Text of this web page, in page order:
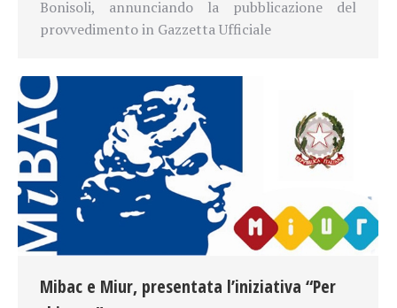
Bonisoli, annunciando la pubblicazione del
provvedimento in Gazzetta Ufficiale
Mibac e Miur, presentata l’iniziativa “Per